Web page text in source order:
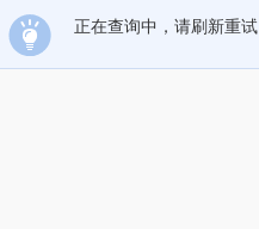
正在查询中，请刷新重试